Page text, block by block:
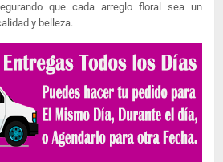
que cada arreglo floral sea un
y belleza.